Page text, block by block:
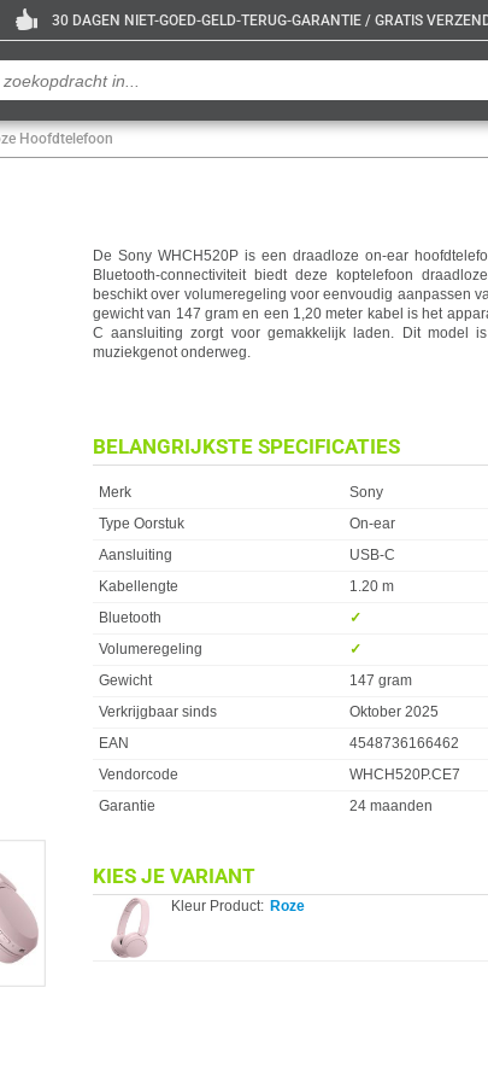
30 DAGEN NIET-GOED-GELD-TERUG-GARANTIE / GRATIS
Hoofdtelefoon
De Sony WHCH520P is een draadloze on-ear
Bluetooth-connectiviteit biedt deze koptelefoon
beschikt over volumeregeling voor eenvoudig aanpassen
gewicht van 147 gram en een 1,20 meter kabel is het
C aansluiting zorgt voor gemakkelijk laden. Dit model
muziekgenot onderweg.
BELANGRIJKSTE SPECIFICATIES
Eigenschap
Merk
Sony
Type Oorstuk
On-ear
Aansluiting
USB-C
Kabellengte
1.20 m
Bluetooth
✓︎
Volumeregeling
✓︎
Gewicht
147 gram
Verkrijgbaar sinds
Oktober 2025
EAN
4548736166462
Vendorcode
WHCH520P.CE7
Garantie
24 maanden
KIES JE VARIANT
Kleur Product: Roze